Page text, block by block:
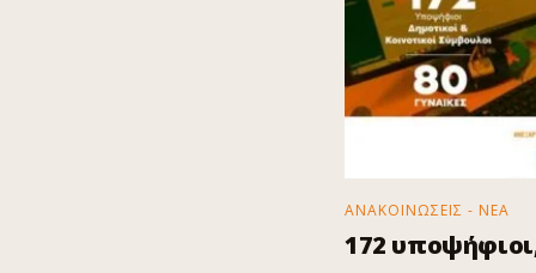
ΑΝΑΚΟΙΝΩΣΕΙΣ - ΝΕΑ
172